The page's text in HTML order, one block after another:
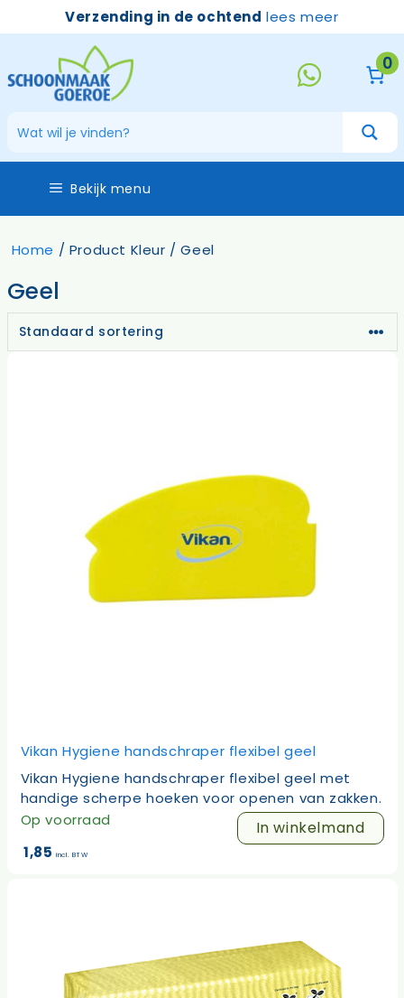
Verzending in de ochtend lees meer
0
Bekijk menu
Home / Product Kleur / Geel
Geel
Vikan Hygiene handschraper flexibel geel
Vikan Hygiene handschraper flexibel geel met
handige scherpe hoeken voor openen van zakken.
Op voorraad
In winkelmand
1,85 incl. BTW